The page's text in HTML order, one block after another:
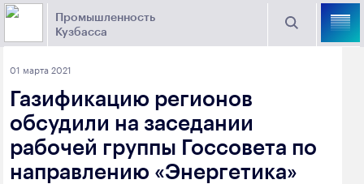
Промышленность
Кузбасса
Поиск
Найти
Торговая площадка Кузбасса
Выберите отрасль
Угольная промышленность
Предприятия
01 марта 2021
Газификацию регионов
обсудили на заседании
рабочей группы Госсовета по
направлению «Энергетика»